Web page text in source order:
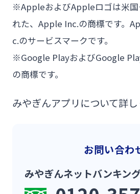
※AppleおよびAppleロゴは米国
れた、Apple Inc.の商標です。
c.のサービスマークです。
※Google PlayおよびGoogle
の商標です。
みやぎんアプリについて詳
お問い合わ
みやぎんネットバンキン